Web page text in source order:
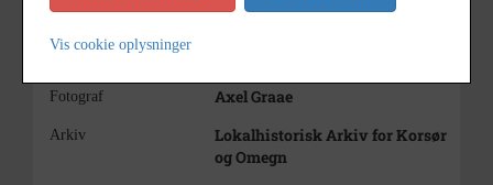
1960 - 1962
Dateringsnote
Fotograf Axel Graae
Arkiv
Lokalhistorisk Arkiv for Korsør
og Omegn
Vis cookie oplysninger